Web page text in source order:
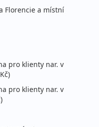
Florencie a místní
pro klienty nar. v
pro klienty nar. v